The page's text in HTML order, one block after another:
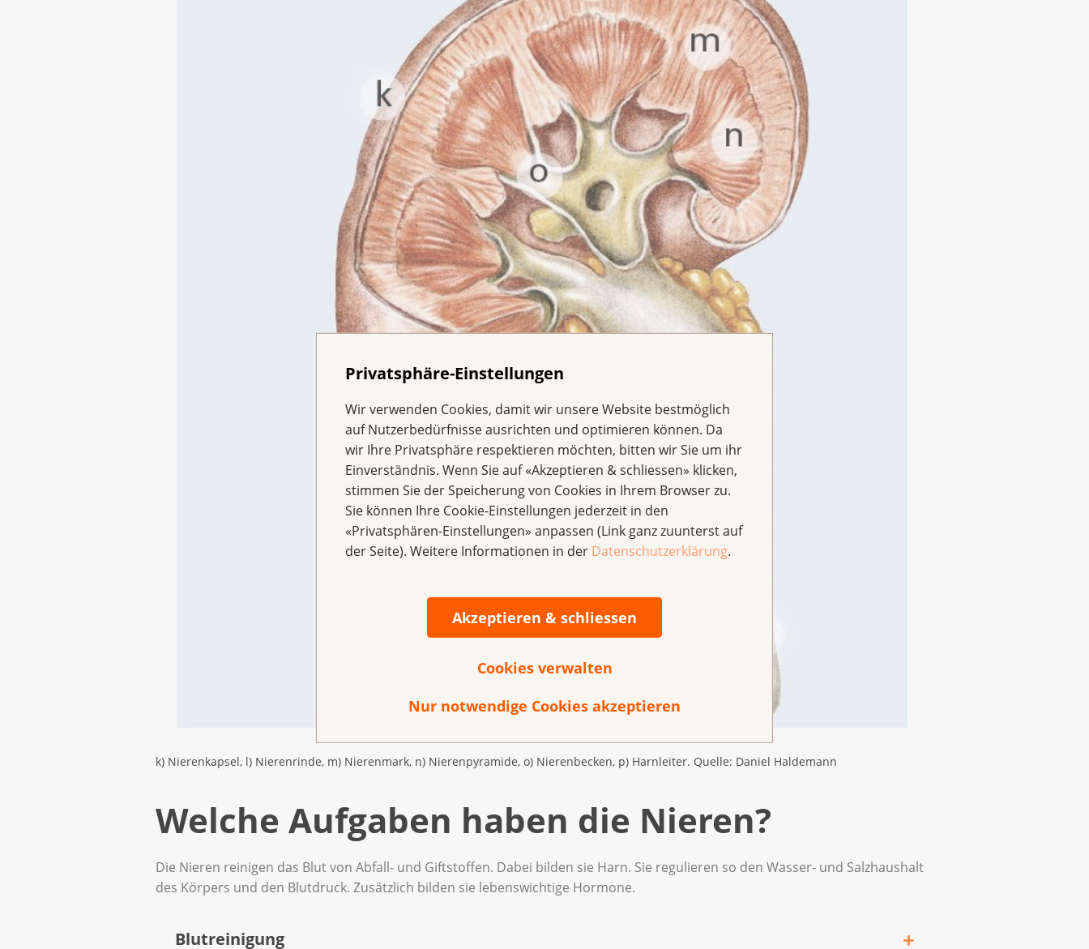
Privatsphäre-Einstellungen
Wir verwenden Cookies, damit wir unsere Website bestmöglich
auf Nutzerbedürfnisse ausrichten und optimieren können. Da
wir Ihre Privatsphäre respektieren möchten, bitten wir Sie um ihr
Einverständnis. Wenn Sie auf «Akzeptieren & schliessen» klicken,
stimmen Sie der Speicherung von Cookies in Ihrem Browser zu.
Sie können Ihre Cookie-Einstellungen jederzeit in den
«Privatsphären-Einstellungen» anpassen (Link ganz zuunterst auf
der Seite). Weitere Informationen in der Datenschutzerklärung.
Akzeptieren & schliessen
Cookies verwalten
Nur notwendige Cookies akzeptieren
k) Nierenkapsel, l) Nierenrinde, m) Nierenmark, n) Nierenpyramide, o) Nierenbecken, p) Harnleiter. Quelle: Daniel Haldemann
Welche Aufgaben haben die Nieren?
Die Nieren reinigen das Blut von Abfall- und Giftstoffen. Dabei bilden sie Harn. Sie regulieren so den Wasser- und Salzhaushalt
des Körpers und den Blutdruck. Zusätzlich bilden sie lebenswichtige Hormone.
Blutreinigung